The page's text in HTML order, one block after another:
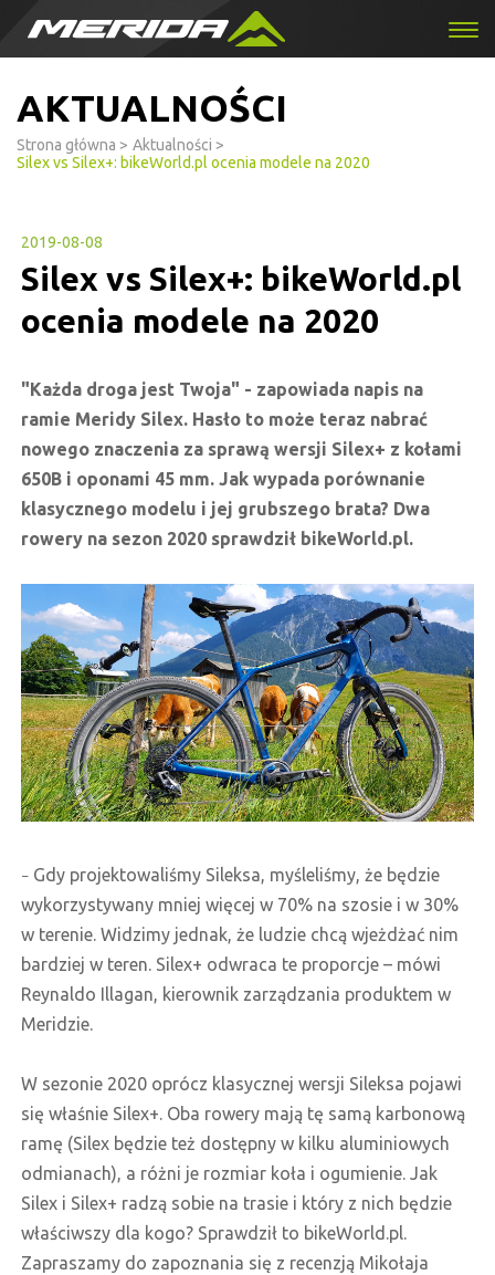
AKTUALNOŚCI
Strona główna > Aktualności >
Silex vs Silex+: bikeWorld.pl ocenia modele na 2020
2019-08-08
Silex vs Silex+: bikeWorld.pl
ocenia modele na 2020
"Każda droga jest Twoja" - zapowiada napis na
ramie Meridy Silex. Hasło to może teraz nabrać
nowego znaczenia za sprawą wersji Silex+ z kołami
650B i oponami 45 mm. Jak wypada porównanie
klasycznego modelu i jej grubszego brata? Dwa
rowery na sezon 2020 sprawdził bikeWorld.pl.
– Gdy projektowaliśmy Sileksa, myśleliśmy, że będzie
wykorzystywany mniej więcej w 70% na szosie i w 30%
w terenie. Widzimy jednak, że ludzie chcą wjeżdżać nim
bardziej w teren. Silex+ odwraca te proporcje – mówi
Reynaldo Illagan, kierownik zarządzania produktem w
Meridzie.
W sezonie 2020 oprócz klasycznej wersji Sileksa pojawi
się właśnie Silex+. Oba rowery mają tę samą karbonową
ramę (Silex będzie też dostępny w kilku aluminiowych
odmianach), a różni je rozmiar koła i ogumienie. Jak
Silex i Silex+ radzą sobie na trasie i który z nich będzie
właściwszy dla kogo? Sprawdził to bikeWorld.pl.
Zapraszamy do zapoznania się z recenzją Mikołaja